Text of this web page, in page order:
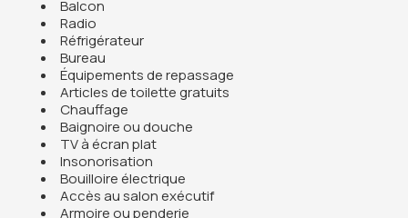
Balcon
Radio
Réfrigérateur
Bureau
Équipements de repassage
Articles de toilette gratuits
Chauffage
Baignoire ou douche
TV à écran plat
Insonorisation
Bouilloire électrique
Accès au salon exécutif
Armoire ou penderie